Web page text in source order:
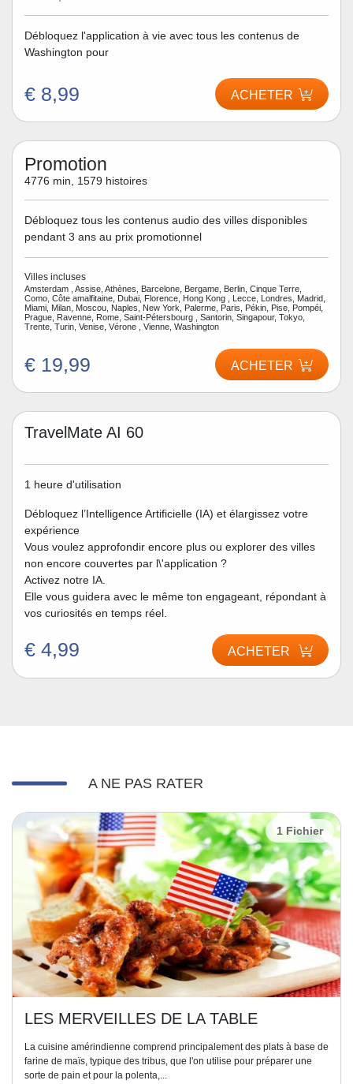
Débloquez l'application à vie avec tous les contenus de
Washington pour
€ 8,99 ACHETER
Promotion
4776 min, 1579 histoires
Débloquez tous les contenus audio des villes disponibles
pendant 3 ans au prix promotionnel
Villes incluses
Amsterdam , Assise, Athènes, Barcelone, Bergame, Berlin, Cinque Terre,
Como, Côte amalfitaine, Dubai, Florence, Hong Kong , Lecce, Londres, Madrid,
Miami, Milan, Moscou, Naples, New York, Palerme, Paris, Pékin, Pise, Pompéi,
Prague, Ravenne, Rome, Saint-Pétersbourg , Santorin, Singapour, Tokyo,
Trente, Turin, Venise, Vérone , Vienne, Washington
€ 19,99 ACHETER
TravelMate AI 60
1 heure d'utilisation
Débloquez l’Intelligence Artificielle (IA) et élargissez votre
expérience
Vous voulez approfondir encore plus ou explorer des villes
non encore couvertes par l\'application ?
Activez notre IA.
Elle vous guidera avec le même ton engageant, répondant à
vos curiosités en temps réel.
€ 4,99 ACHETER
A NE PAS RATER
1 Fichier
LES MERVEILLES DE LA TABLE
La cuisine amérindienne comprend principalement des plats à base de
farine de maïs, typique des tribus, que l'on utilise pour préparer une
sorte de pain et pour la polenta,...